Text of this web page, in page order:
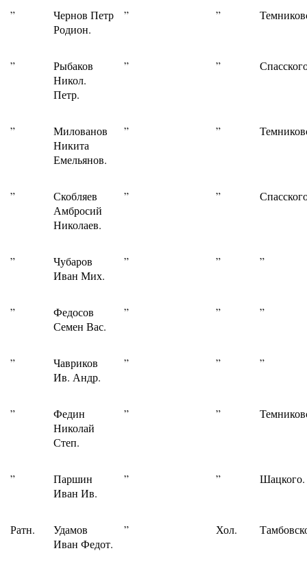
”
Чернов Петр
Родион.
” ”
”
Рыбаков
Никол.
Петр.
” ”
”
Милованов
Никита
Емельянов.
” ”
”
Скобляев
Амбросий
Николаев.
” ”
”
Чубаров
Иван Мих.
” ” ”
”
Федосов
Семен Вас.
” ” ”
”
Чавриков
Ив. Андр.
” ” ”
”
Федин
Николай
Степ.
” ”
”
Паршин
Иван Ив.
” ” Шацкого.
Ратн.
Удамов
Иван Федот.
” Хол.